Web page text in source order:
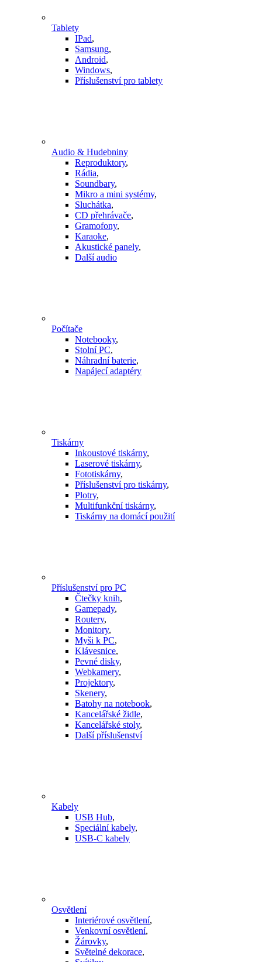
Tablety
IPad,
Samsung,
Android,
Windows,
Příslušenství pro tablety
Audio & Hudebniny
Reproduktory,
Rádia,
Soundbary,
Mikro a mini systémy,
Sluchátka,
CD přehrávače,
Gramofony,
Karaoke,
Akustické panely,
Další audio
Počítače
Notebooky,
Stolní PC,
Náhradní baterie,
Napájecí adaptéry
Tiskárny
Inkoustové tiskárny,
Laserové tiskárny,
Fototiskárny,
Příslušenství pro tiskárny,
Plotry,
Multifunkční tiskárny,
Tiskárny na domácí použití
Příslušenství pro PC
Čtečky knih,
Gamepady,
Routery,
Monitory,
Myši k PC,
Klávesnice,
Pevné disky,
Webkamery,
Projektory,
Skenery,
Batohy na notebook,
Kancelářské židle,
Kancelářské stoly,
Další příslušenství
Kabely
USB Hub,
Speciální kabely,
USB-C kabely
Osvětlení
Interiérové osvětlení,
Venkovní osvětlení,
Žárovky,
Světelné dekorace,